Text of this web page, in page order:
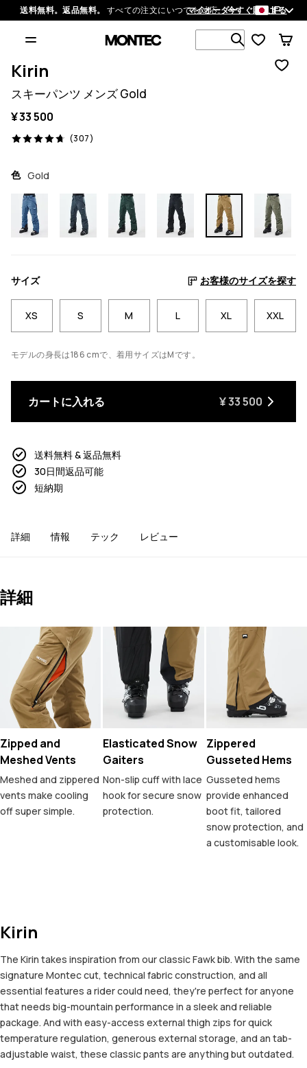
送料無料。返品無料。 すべての注文にいつでも対応。今すぐ購入する
マイオーダー JP
1 000以上
Kirin
スキーパンツ メンズ Gold
¥ 33 500
(307)
307 レビュー, 4.7/5
色 Gold
サイズ お客様のサイズを探す
XS S M L XL XXL
モデルの身長は186 cmで、着用サイズはMです。
カートに入れる ¥ 33 500
送料無料 & 返品無料
30日間返品可能
短納期
詳細 情報 テック レビュー
詳細
Zipped and
Meshed Vents
Meshed and zippered
vents make cooling
off super simple.
Elasticated Snow
Gaiters
Non-slip cuff with lace
hook for secure snow
protection.
Zippered
Gusseted Hems
Gusseted hems
provide enhanced
boot fit, tailored
snow protection, and
a customisable look.
Kirin
The Kirin takes inspiration from our classic Fawk bib. With the same
signature Montec cut, technical fabric construction, and all
essential features a rider could need, they're perfect for anyone
that needs big-mountain performance in a sleek and reliable
package. And with easy-access external thigh zips for quick
temperature regulation, generous external storage, and an tab-
adjustable waist, these classic pants are anything but outdated.